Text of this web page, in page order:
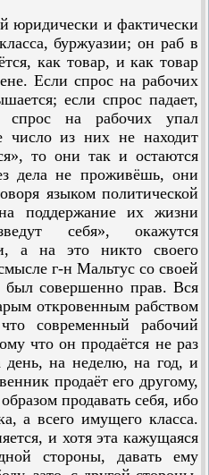
юридически и фактически
буржуазии; он раб в
как товар, и как товар
Если спрос на рабочих
если спрос падает,
спрос на рабочих упал
число из них не находит
то они так и остаются
дела не проживёшь, они
языком политической
поддержание их жизни
себя», окажутся
а на это никто своего
г-н Мальтус со своей
был совершенно прав. Вся
откровенным рабством
современный рабочий
что он продаётся не раз
день, на неделю, на год, и
продаёт его другому,
продавать себя, ибо
а всего имущего класса.
и хотя эта кажущаяся
стороны, давать ему